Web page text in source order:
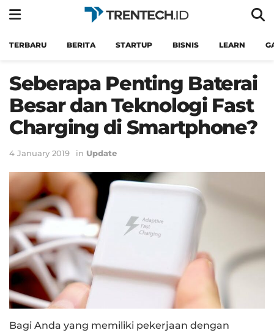
TERBARU BERITA STARTUP BISNIS LEARN
Seberapa Penting Baterai
Besar dan Teknologi Fast
Charging di Smartphone?
4 January 2019 in Update
Bagi Anda yang memiliki pekerjaan dengan